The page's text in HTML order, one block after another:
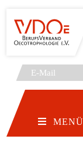
Inhalt
springen
MENÜ